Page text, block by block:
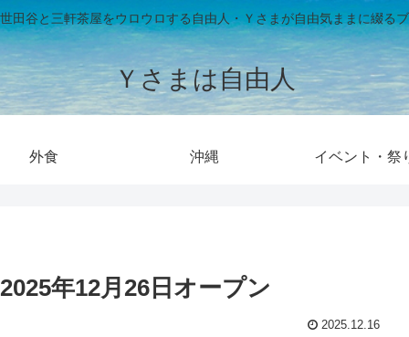
田谷と三軒茶屋をウロウロする自由人・Ｙさまが自由気ままに綴るブ
Ｙさまは自由人
外食 沖縄 イベント・祭
年12月26日オープン
2025.12.16